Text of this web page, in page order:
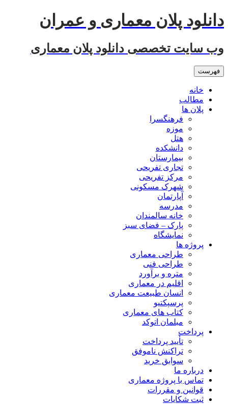
رفتن
به
دانلود پلان معماری و عمران
وب سایت تخصصی دانلود پلان معماری
فهرست
خانه
مطالب
پلان ها
فرهنگسرا
موزه
هتل
دانشکده
بیمارستان
تجاری تفریحی
مرکز تفریحی
شهرک مسکونی
آپارتمان
مدرسه
خانه سالمندان
پارک – فضای سبز
نمایشگاه
پروژه ها
طراحی معماری
طراحی فنی
متره و برآورد
اقلیم در معماری
انسان طبیعت معماری
پرسپکتیو
کتاب های معماری
مبلمان اتوکد
پرداخت
تأیید پرداخت
تراکنش ناموفق
سوابق خرید
درباره ما
تماس با پروژه معماری
قوانین و مقررات
ثبت شکایات